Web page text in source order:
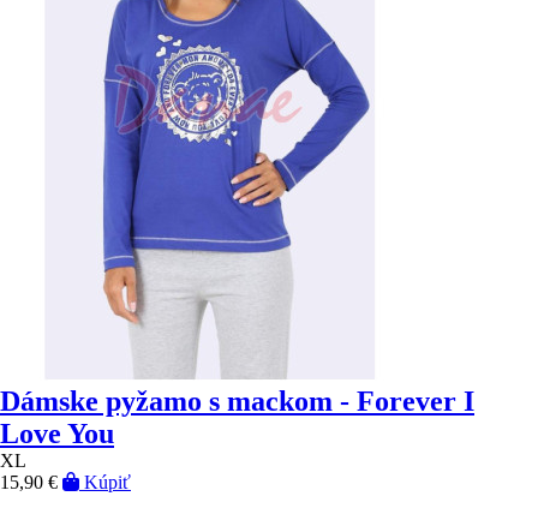
Dámske pyžamo s mackom - Forever I
Love You
XL
15,90 €
Kúpiť